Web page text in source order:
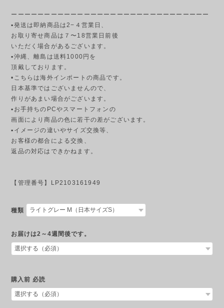
ーーーーーーーーーーーーーーーーーーーーーーーーーーーーーー
▪発送は即納商品は2−４営業日、
お取り寄せ商品は７〜18営業日前後
いただく場合があるございます。
▪︎沖縄、離島は送料1000円を
頂戴しております。
•こちらは海外インポートの商品です。
日本基準ではございませんので、
作りがあまい場合がございます。
▪︎お手持ちのPCやスマートフォンの
画面により商品の色に若干の差がございます。
▪︎イメージの違いやサイズ交換等、
お客様の都合による交換、
返品の対応はできかねます。
【管理番号】LP2103161949
種類
お届けは2～4週間後です。
購入前 必読